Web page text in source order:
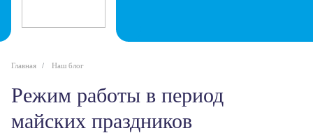
Главная Наш блог
Режим работы в период
майских праздников